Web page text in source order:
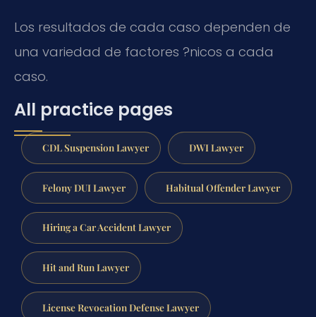
Los resultados de cada caso dependen de
una variedad de factores ?nicos a cada
caso.
All practice pages
CDL Suspension Lawyer DWI Lawyer
Felony DUI Lawyer Habitual Offender Lawyer
Hiring a Car Accident Lawyer
Hit and Run Lawyer
License Revocation Defense Lawyer